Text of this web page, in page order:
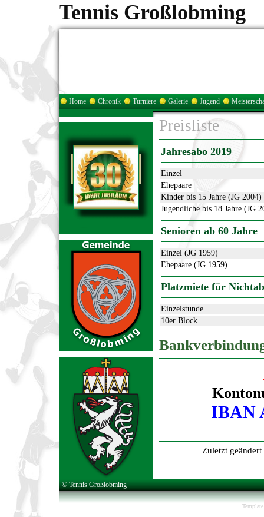
Tennis Großlobming
Home Chronik Turniere Galerie Jugend
Preisliste
Jahresabo 2019
Einzel
Ehepaare
Kinder bis 15 Jahre (JG 2004)
Jugendliche bis 18 Jahre (JG
Senioren ab 60 Jahre
Einzel (JG 1959)
Ehepaare (JG 1959)
Platzmiete für
Einzelstunde
10er Block
IBAN
Zuletzt
© Tennis Großlobming